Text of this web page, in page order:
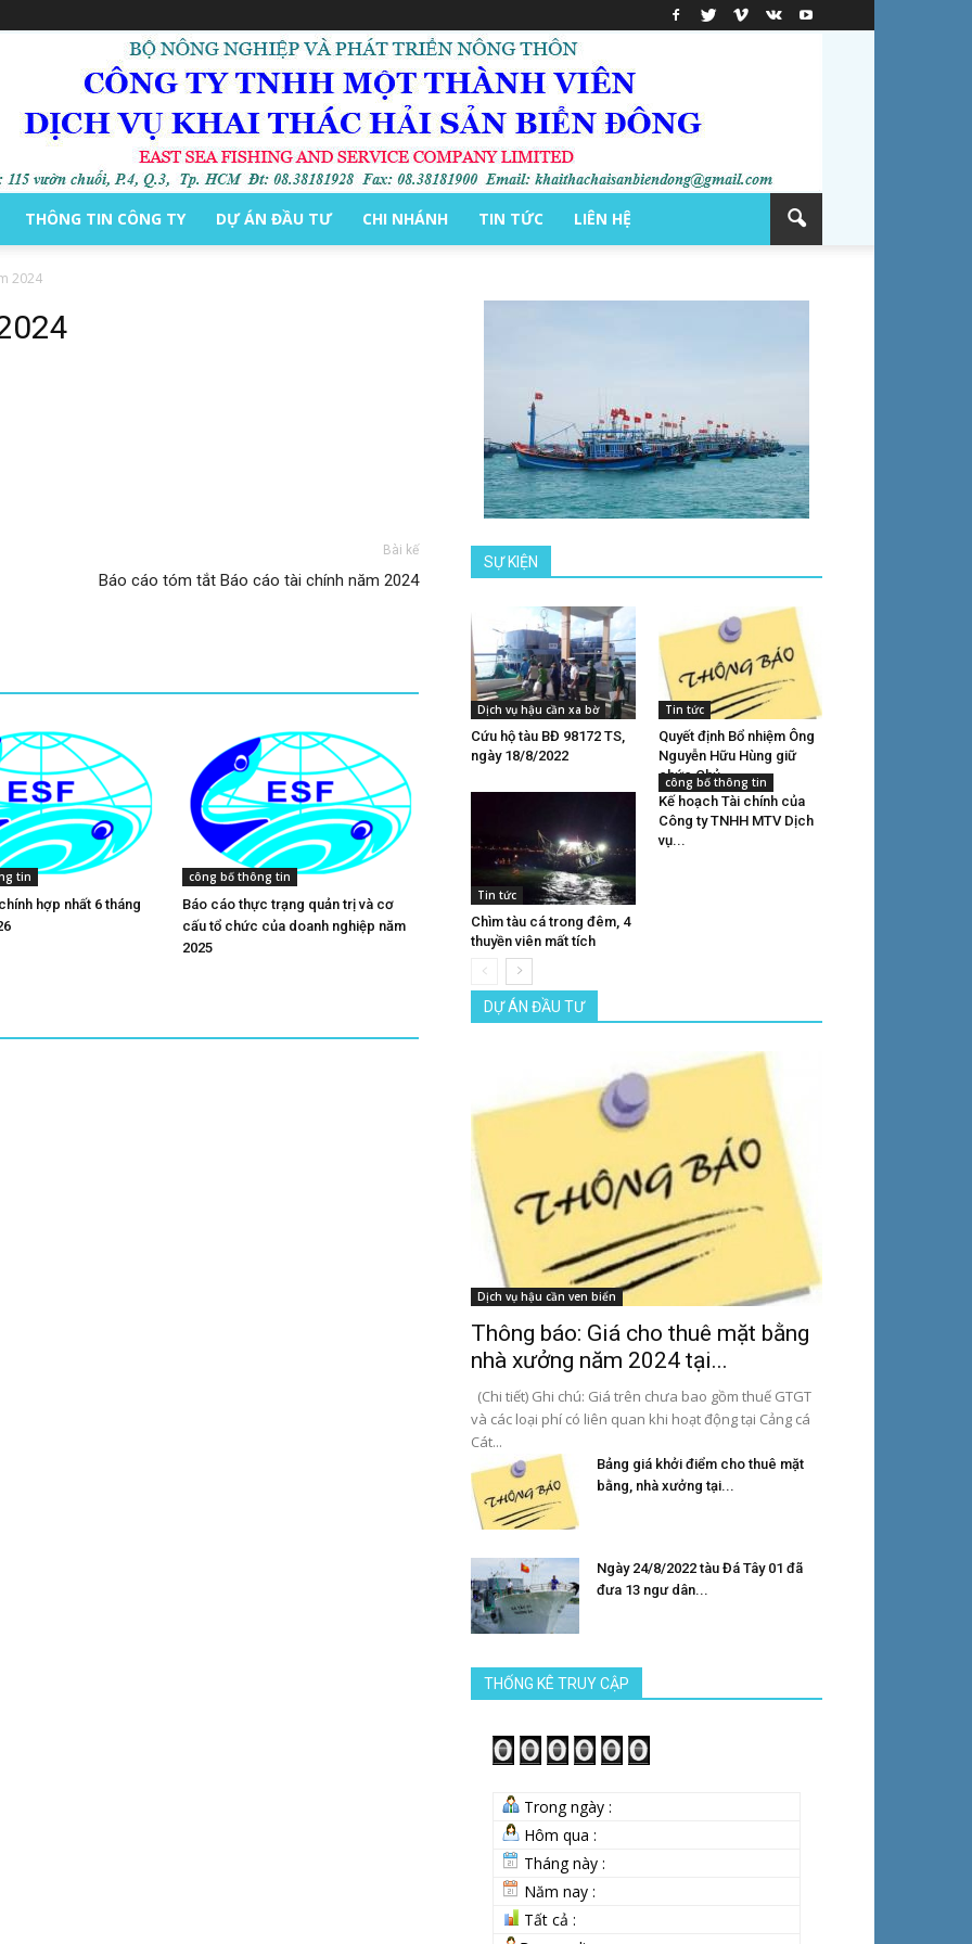
THÔNG TIN CÔNG TY DỰ ÁN ĐẦU TƯ CHI NHÁNH TIN TỨC LIÊN HỆ
2024
Bài kế
Báo cáo tóm tắt Báo cáo tài chính năm 2024
tin
hợp nhất 6 tháng
công bố thông tin
Báo cáo thực trạng quản trị và cơ
cấu tổ chức của doanh nghiệp năm
2025
SỰ KIỆN
Dịch vụ hậu cần xa bờ
Cứu hộ tàu BĐ 98172 TS,
ngày 18/8/2022
Tin tức
Quyết định Bổ nhiệm Ông
Nguyễn Hữu Hùng giữ
chức Chủ...
Tin tức
Chìm tàu cá trong đêm, 4
thuyền viên mất tích
công bố thông tin
Kế hoạch Tài chính của
Công ty TNHH MTV Dịch
vụ...
DỰ ÁN ĐẦU TƯ
Dịch vụ hậu cần ven biển
Thông báo: Giá cho thuê mặt bằng
nhà xưởng năm 2024 tại...
(Chi tiết) Ghi chú: Giá trên chưa bao gồm thuế GTGT
và các loại phí có liên quan khi hoạt động tại Cảng cá
Cát...
Bảng giá khởi điểm cho thuê mặt
bằng, nhà xưởng tại...
Ngày 24/8/2022 tàu Đá Tây 01 đã
đưa 13 ngư dân...
THỐNG KÊ TRUY CẬP
Trong ngày :
Hôm qua :
Tháng này :
Năm nay :
Tất cả :